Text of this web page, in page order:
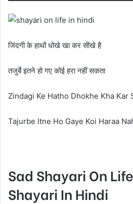
जिंदगी के हाथों धोखे खा कर सीखे है
तजुर्बे इतने हो गए कोई हरा नहीं सकता
Zindagi Ke Hatho Dhokhe Kha Kar
Tajurbe Itne Ho Gaye Koi Haraa
Sad Shayari On
Shayari In Hindi